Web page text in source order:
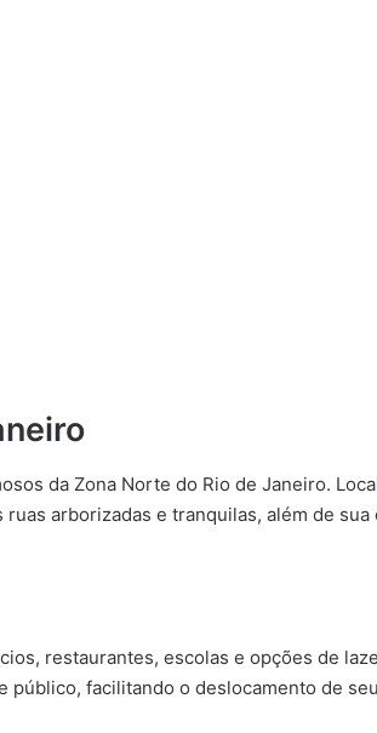
da Zona Norte do Rio de Janeiro.
arborizadas e tranquilas, além de sua
restaurantes, escolas e opções de
facilitando o deslocamento de